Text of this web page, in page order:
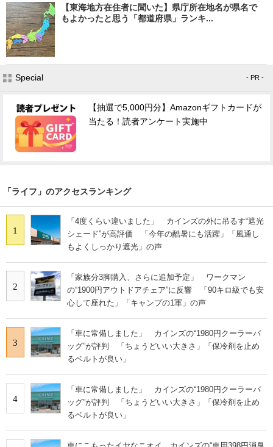
【東海地方在住者に聞いた】県庁所在地名が県名で
もよかったと思う「都道府県」ランキ...
Special - PR -
【抽選で5,000円分】Amazonギフトカードが
当たる！読者アンケート実施中
「ライフ」のアクセスランキング
1
「4度くらい違いました」 カインズの外に吊るす“遮光
シェード”が高評価 「今年の酷暑にも活躍」「風通し
もよくしっかり遮光」の声
2
「家族分3脚購入、さらに追加予定」 ワークマン
の“1900円アウトドアチェア”に反響 「90キロ級でも安
心して座れた」「キャンプの1軍」の声
3
「車に常備しました」 カインズの“1980円クーラーバ
ッグ”が評判 「ちょうどいい大きさ」「保冷剤を止め
るベルトが良い」
4
「車に常備しました」 カインズの“1980円クーラーバ
ッグ”が評判 「ちょうどいい大きさ」「保冷剤を止め
るベルトが良い」